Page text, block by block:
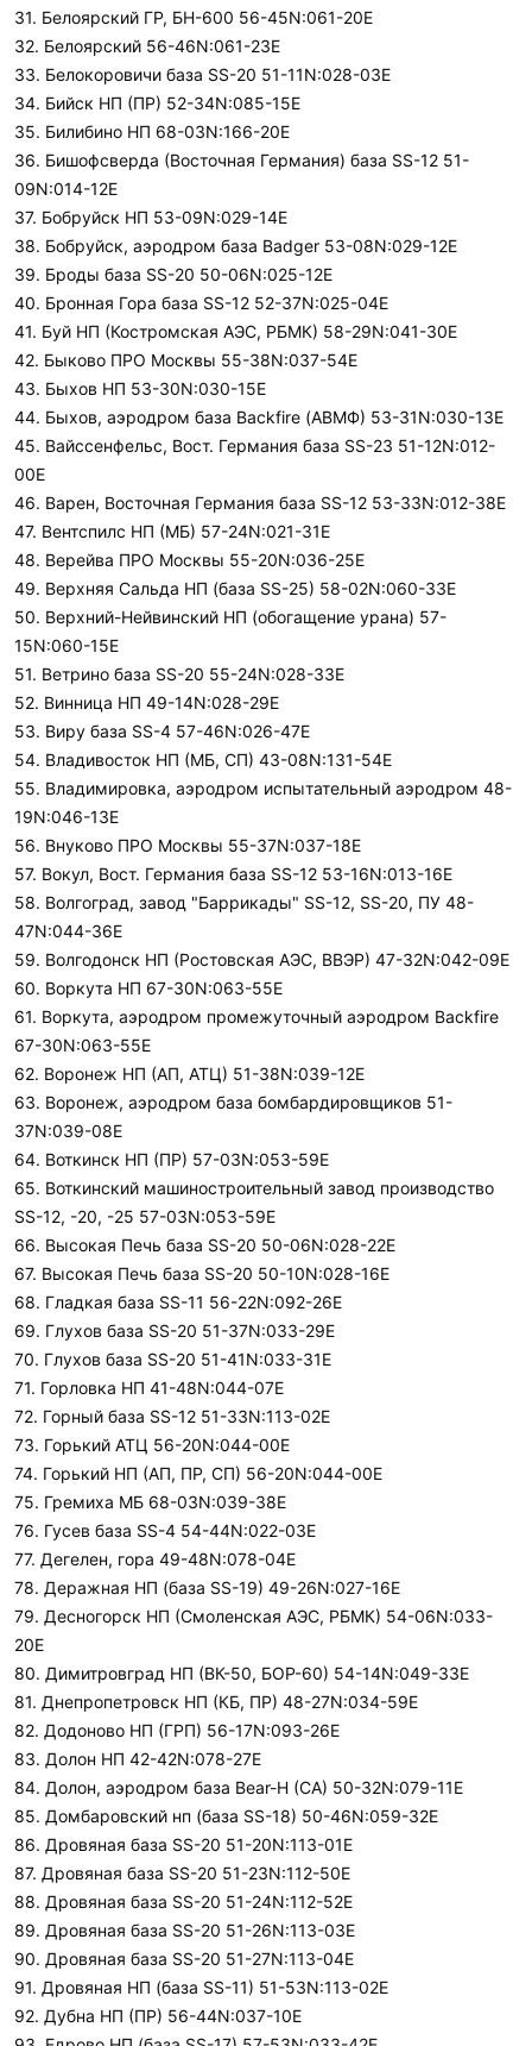
31. Белоярский ГР, БН-600 56-45N:061-20E
32. Белоярский 56-46N:061-23E
33. Белокоровичи база SS-20 51-11N:028-03E
34. Бийск НП (ПР) 52-34N:085-15E
35. Билибино НП 68-03N:166-20E
36. Бишофсверда (Восточная Германия) база SS-12 51-
09N:014-12E
37. Бобруйск НП 53-09N:029-14E
38. Бобруйск, аэродром база Badger 53-08N:029-12E
39. Броды база SS-20 50-06N:025-12E
40. Бронная Гора база SS-12 52-37N:025-04E
41. Буй НП (Костромская АЭС, РБМК) 58-29N:041-30E
42. Быково ПРО Москвы 55-38N:037-54E
43. Быхов НП 53-30N:030-15E
44. Быхов, аэродром база Backfire (АВМФ) 53-31N:030-13E
45. Вайссенфельс, Вост. Германия база SS-23 51-12N:012-
00E
46. Варен, Восточная Германия база SS-12 53-33N:012-38E
47. Вентспилс НП (МБ) 57-24N:021-31E
48. Верейва ПРО Москвы 55-20N:036-25E
49. Верхняя Сальда НП (база SS-25) 58-02N:060-33E
50. Верхний-Нейвинский НП (обогащение урана) 57-
15N:060-15E
51. Ветрино база SS-20 55-24N:028-33E
52. Винница НП 49-14N:028-29E
53. Виру база SS-4 57-46N:026-47E
54. Владивосток НП (МБ, СП) 43-08N:131-54E
55. Владимировка, аэродром испытательный аэродром 48-
19N:046-13E
56. Внуково ПРО Москвы 55-37N:037-18E
57. Вокул, Вост. Германия база SS-12 53-16N:013-16E
58. Волгоград, завод "Баррикады" SS-12, SS-20, ПУ 48-
47N:044-36E
59. Волгодонск НП (Ростовская АЭС, ВВЭР) 47-32N:042-09E
60. Воркута НП 67-30N:063-55E
61. Воркута, аэродром промежуточный аэродром Backfire
67-30N:063-55E
62. Воронеж НП (АП, АТЦ) 51-38N:039-12E
63. Воронеж, аэродром база бомбардировщиков 51-
37N:039-08E
64. Воткинск НП (ПР) 57-03N:053-59E
65. Воткинский машиностроительный завод производство
SS-12, -20, -25 57-03N:053-59E
66. Высокая Печь база SS-20 50-06N:028-22E
67. Высокая Печь база SS-20 50-10N:028-16E
68. Гладкая база SS-11 56-22N:092-26E
69. Глухов база SS-20 51-37N:033-29E
70. Глухов база SS-20 51-41N:033-31E
71. Горловка НП 41-48N:044-07E
72. Горный база SS-12 51-33N:113-02E
73. Горький АТЦ 56-20N:044-00E
74. Горький НП (АП, ПР, СП) 56-20N:044-00E
75. Гремиха МБ 68-03N:039-38E
76. Гусев база SS-4 54-44N:022-03E
77. Дегелен, гора 49-48N:078-04E
78. Деражная НП (база SS-19) 49-26N:027-16E
79. Десногорск НП (Смоленская АЭС, РБМК) 54-06N:033-
20E
80. Димитровград НП (ВК-50, БОР-60) 54-14N:049-33E
81. Днепропетровск НП (КБ, ПР) 48-27N:034-59E
82. Додоново НП (ГРП) 56-17N:093-26E
83. Долон НП 42-42N:078-27E
84. Долон, аэродром база Bear-H (СА) 50-32N:079-11E
85. Домбаровский нп (база SS-18) 50-46N:059-32E
86. Дровяная база SS-20 51-20N:113-01E
87. Дровяная база SS-20 51-23N:112-50E
88. Дровяная база SS-20 51-24N:112-52E
89. Дровяная база SS-20 51-26N:113-03E
90. Дровяная база SS-20 51-27N:113-04E
91. Дровяная НП (база SS-11) 51-53N:113-02E
92. Дубна НП (ПР) 56-44N:037-10E